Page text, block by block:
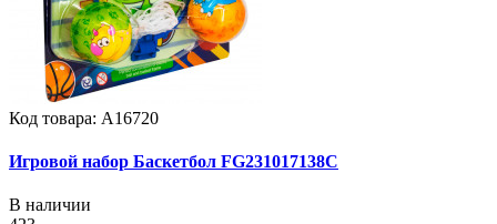
Код товара: А16720
Игровой набор Баскетбол FG231017138C
В наличии